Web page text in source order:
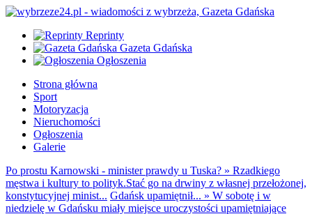
Reprinty
Gazeta Gdańska
Ogłoszenia
Strona główna
Sport
Motoryzacja
Nieruchomości
Ogłoszenia
Galerie
Po prostu Karnowski - minister prawdy u Tuska? » Rzadkiego
męstwa i kultury to polityk.Stać go na drwiny z własnej przełożonej,
konstytucyjnej minist... Gdańsk upamiętnił... » W sobotę i w
niedzielę w Gdańsku miały miejsce uroczystości upamiętniające